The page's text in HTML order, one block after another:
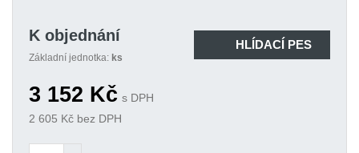
Athmer Schall-Ex Slide M-12 WS ZA-R
708 mm
3 002 KčKód produktu: variant|1-845-0708-1
K
objednání
Athmer Schall-Ex Slide M-12 WS ZA-R
833 mm
K objednání
Základní jednotka: ks
HLÍDACÍ PES
3 152 Kč s DPH
2 605 Kč bez DPH